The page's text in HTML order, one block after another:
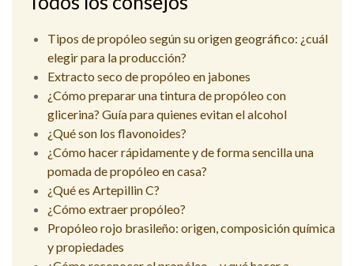
Tipos de propóleo según su origen geográfico: ¿cuál
elegir para la producción?
Extracto seco de propóleo en jabones
¿Cómo preparar una tintura de propóleo con
glicerina? Guía para quienes evitan el alcohol
¿Qué son los flavonoides?
¿Cómo hacer rápidamente y de forma sencilla una
pomada de propóleo en casa?
¿Qué es Artepillin C?
¿Cómo extraer propóleo?
Propóleo rojo brasileño: origen, composición química
y propiedades